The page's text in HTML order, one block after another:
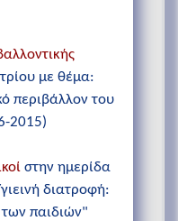
με θέμα:
περιβάλλον του
2015)
στην ημερίδα
διατροφή:
παιδιών"